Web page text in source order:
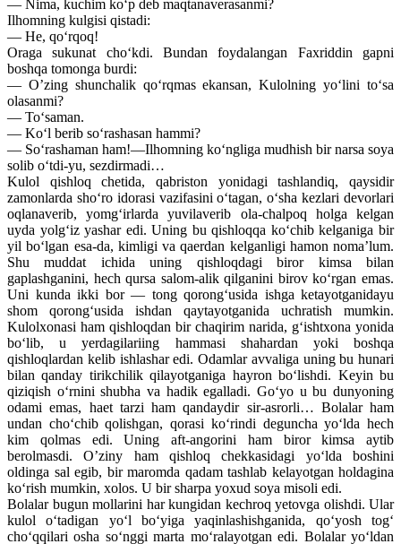
— Nima, kuchim ko‘p deb maqtanaverasanmi?
Ilhomning kulgisi qistadi:
— He, qo‘rqoq!
Oraga sukunat cho‘kdi. Bundan foydalangan Faxriddin gapni
boshqa tomonga burdi:
— O’zing shunchalik qo‘rqmas ekansan, Kulolning yo‘lini to‘sa
olasanmi?
— To‘saman.
— Ko‘l berib so‘rashasan hammi?
— So‘rashaman ham!—Ilhomning ko‘ngliga mudhish bir narsa soya
solib o‘tdi-yu, sezdirmadi…
Kulol qishloq chetida, qabriston yonidagi tashlandiq, qaysidir
zamonlarda sho‘ro idorasi vazifasini o‘tagan, o‘sha kezlari devorlari
oqlanaverib, yomg‘irlarda yuvilaverib ola-chalpoq holga kelgan
uyda yolg‘iz yashar edi. Uning bu qishloqqa ko‘chib kelganiga bir
yil bo‘lgan esa-da, kimligi va qaerdan kelganligi hamon noma’lum.
Shu muddat ichida uning qishloqdagi biror kimsa bilan
gaplashganini, hech qursa salom-alik qilganini birov ko‘rgan emas.
Uni kunda ikki bor — tong qorong‘usida ishga ketayotganidayu
shom qorong‘usida ishdan qaytayotganida uchratish mumkin.
Kulolxonasi ham qishloqdan bir chaqirim narida, g‘ishtxona yonida
bo‘lib, u yerdagilariing hammasi shahardan yoki boshqa
qishloqlardan kelib ishlashar edi. Odamlar avvaliga uning bu hunari
bilan qanday tirikchilik qilayotganiga hayron bo‘lishdi. Keyin bu
qiziqish o‘rnini shubha va hadik egalladi. Go‘yo u bu dunyoning
odami emas, haet tarzi ham qandaydir sir-asrorli… Bolalar ham
undan cho‘chib qolishgan, qorasi ko‘rindi deguncha yo‘lda hech
kim qolmas edi. Uning aft-angorini ham biror kimsa aytib
berolmasdi. O’ziny ham qishloq chekkasidagi yo‘lda boshini
oldinga sal egib, bir maromda qadam tashlab kelayotgan holdagina
ko‘rish mumkin, xolos. U bir sharpa yoxud soya misoli edi.
Bolalar bugun mollarini har kungidan kechroq yetovga olishdi. Ular
kulol o‘tadigan yo‘l bo‘yiga yaqinlashishganida, qo‘yosh tog‘
cho‘qqilari osha so‘nggi marta mo‘ralayotgan edi. Bolalar yo‘ldan